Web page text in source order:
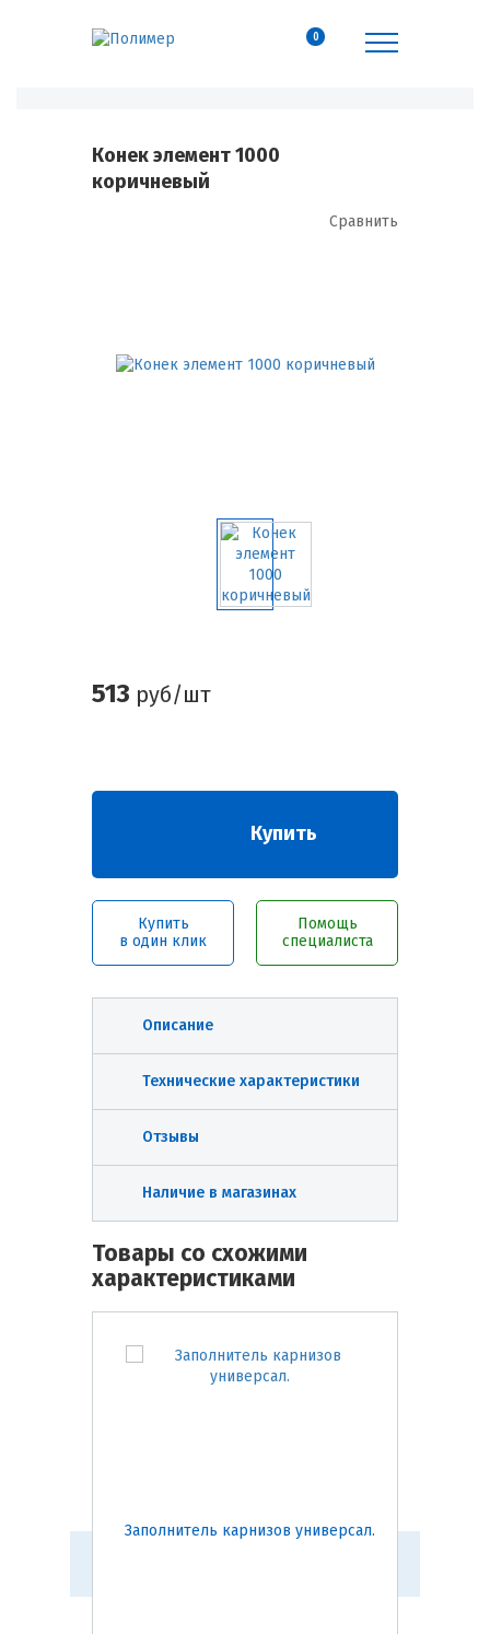
0
Конек элемент 1000
коричневый
Сравнить
513 руб/шт
Купить
Купить
в один клик
Помощь
специалиста
Описание
Технические характеристики
Отзывы
Наличие в магазинах
Товары со схожими
характеристиками
Заполнитель карнизов универсал.